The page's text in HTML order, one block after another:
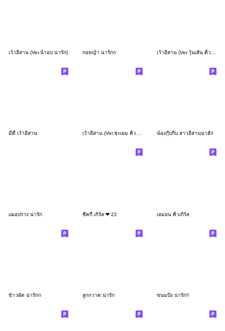
เว้าอีสาน (Ver.น้ำอบ น่ารัก) กอหญ้า น่ารักก
มีดี้ เว้าอีสาน เว้าอีสาน (Ver.ชะเอม คิ้วเกิร์ล) น้องกุ๊บกิ๊บ สาวอีสานน่าฮัก
เฌอปราง น่ารัก ชีคกี้ เกิร์ล ❤ 22 เลม่อน คิ้วเกิร์ล
ข้าวผัด น่ารักก ลูกกวาด น่ารัก ขนมปัง น่ารัก!!